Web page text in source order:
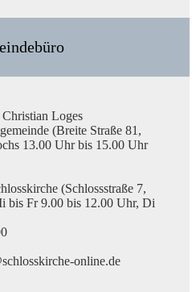
Loges
(Breite Straße 81,
13.00 Uhr bis 15.00 Uhr
(Schlossstraße 7,
bis Fr 9.00 bis 12.00 Uhr, Di
online.de